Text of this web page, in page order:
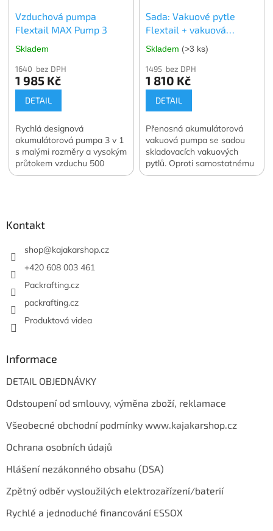
distribuce.
Vzduchová pumpa
Flextail MAX Pump 3
Skladem
1640 bez DPH
1 985 Kč
DETAIL
Rychlá designová
akumulátorová pumpa 3 v 1
s malými rozměry a vysokým
průtokem vzduchu 500
l/min. Navíc funkce svítilny a
Sada: Vakuové pytle
Flextail + vakuová
Vacuum Pump
Skladem (>3 ks)
1495 bez DPH
1 810 Kč
DETAIL
Přenosná akumulátorová
vakuová pumpa se sadou
skladovacích vakuových
pytlů. Oproti samostatnému
nákupu ušetříte 400 Kč.
Kontakt
shop@kajakarshop.cz
+420 608 003 461
Packrafting.cz
packrafting.cz
Produktová videa
Informace
DETAIL OBJEDNÁVKY
Odstoupení od smlouvy, výměna zboží, reklamace
Všeobecné obchodní podmínky www.kajakarshop.cz
Ochrana osobních údajů
Hlášení nezákonného obsahu (DSA)
Zpětný odběr vysloužilých elektrozařízení/baterií
Rychlé a jednoduché financování ESSOX